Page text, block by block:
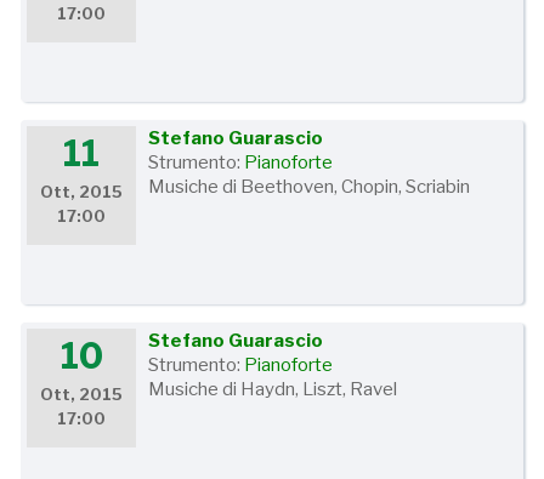
17:00
11
Ott, 2015
17:00
Stefano Guarascio
Strumento: Pianoforte
Musiche di Beethoven, Chopin, Scriabin
10
Ott, 2015
17:00
Stefano Guarascio
Strumento: Pianoforte
Musiche di Haydn, Liszt, Ravel